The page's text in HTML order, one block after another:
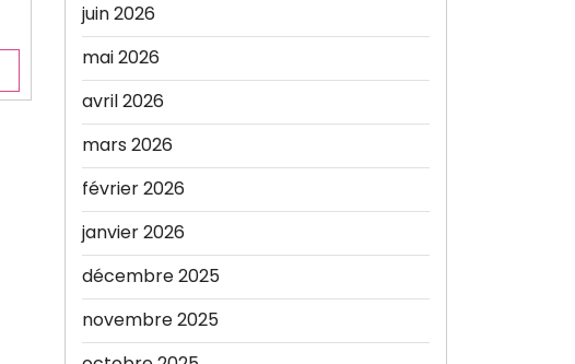
juin 2026
mai 2026
avril 2026
mars 2026
février 2026
janvier 2026
décembre 2025
novembre 2025